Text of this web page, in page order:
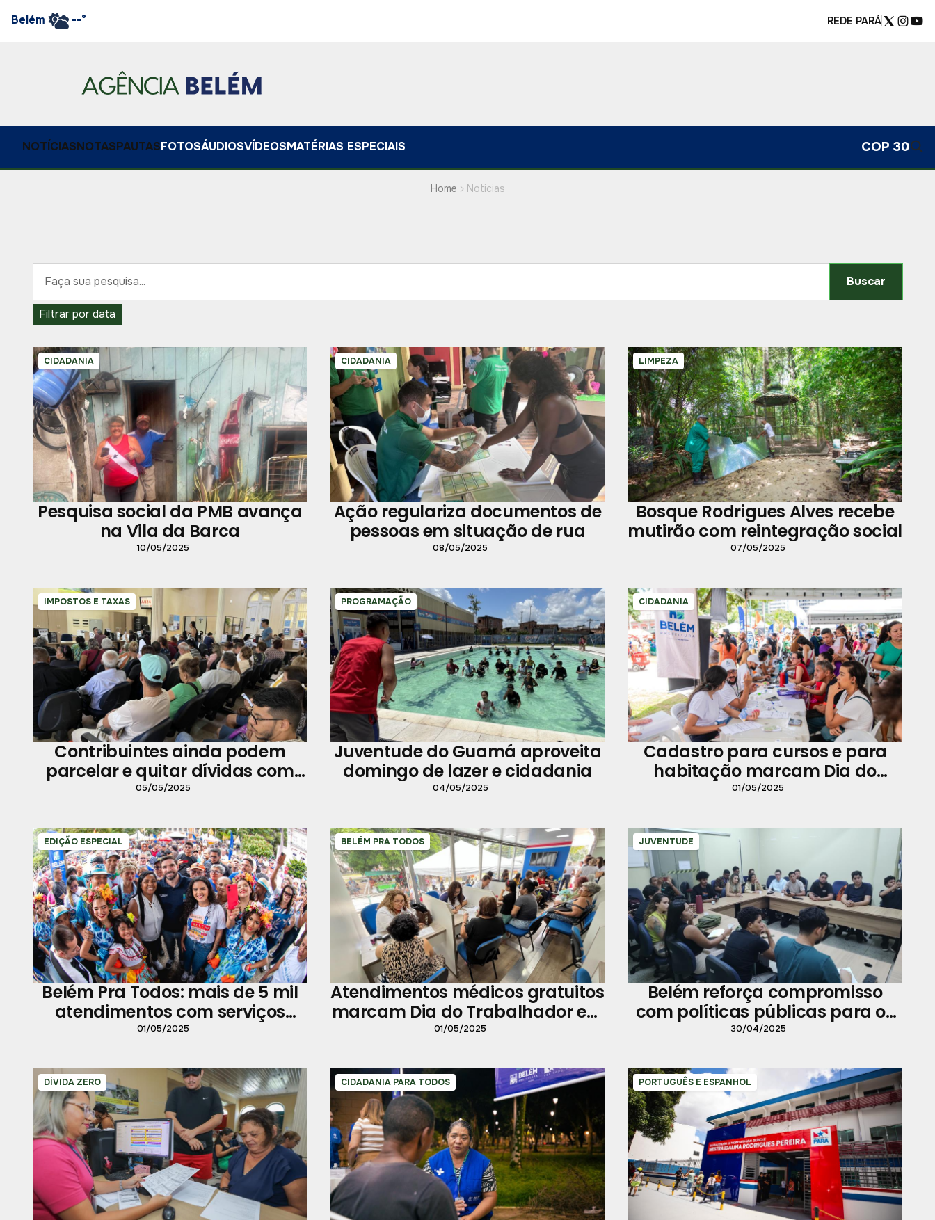
Belém --° REDE PARÁ
NOTÍCIASNOTASPAUTASFOTOSÁUDIOSVÍDEOSMATÉRIAS ESPECIAIS COP 30
Home Noticias
Buscar
Filtrar por data
CIDADANIA
Pesquisa social da PMB avança
na Vila da Barca
10/05/2025
CIDADANIA
Ação regulariza documentos de
pessoas em situação de rua
08/05/2025
LIMPEZA
Bosque Rodrigues Alves recebe
mutirão com reintegração social
07/05/2025
IMPOSTOS E TAXAS
Contribuintes ainda podem
parcelar e quitar dívidas com
descontos
05/05/2025
PROGRAMAÇÃO
Juventude do Guamá aproveita
domingo de lazer e cidadania
04/05/2025
CIDADANIA
Cadastro para cursos e para
habitação marcam Dia do
Trabalhador
01/05/2025
EDIÇÃO ESPECIAL
Belém Pra Todos: mais de 5 mil
atendimentos com serviços
gratuitos
01/05/2025
BELÉM PRA TODOS
Atendimentos médicos gratuitos
marcam Dia do Trabalhador em
Belém
01/05/2025
JUVENTUDE
Belém reforça compromisso
com políticas públicas para os
jovens
30/04/2025
DÍVIDA ZERO CIDADANIA PARA TODOS PORTUGUÊS E ESPANHOL